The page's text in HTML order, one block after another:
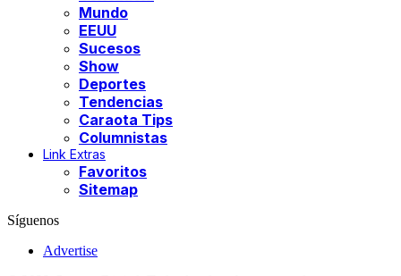
Mundo
EEUU
Sucesos
Show
Deportes
Tendencias
Caraota Tips
Columnistas
Link Extras
Favoritos
Sitemap
Síguenos
Advertise